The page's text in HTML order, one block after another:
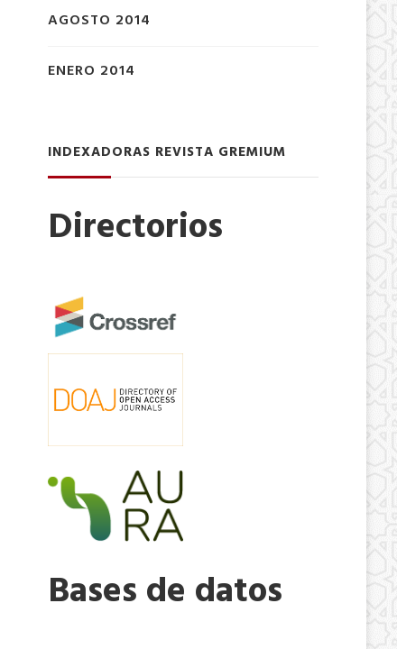
AGOSTO 2014
ENERO 2014
INDEXADORAS REVISTA GREMIUM
Directorios
Bases de datos